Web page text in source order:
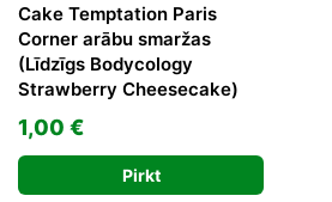
Cake Temptation Paris
Corner arābu smaržas
(Līdzīgs Bodycology
Strawberry Cheesecake)
1,00 €
Pirkt